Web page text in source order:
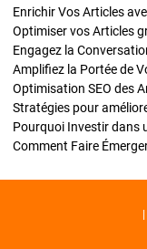
Optimiser vos Articles
Engagez la
Amplifiez la Portée de